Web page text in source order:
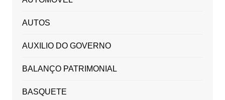
AUTOS
AUXILIO DO GOVERNO
BALANÇO PATRIMONIAL
BASQUETE